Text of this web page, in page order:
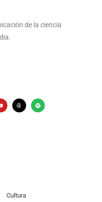
de la ciencia
Cultura